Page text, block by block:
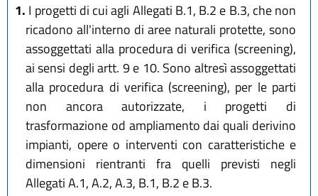
1. I progetti di cui agli Allegati B.1, B.2 e B.3, che non
ricadono all'interno di aree naturali protette, sono
assoggettati alla procedura di verifica (screening),
ai sensi degli artt. 9 e 10. Sono altresì assoggettati
alla procedura di verifica (screening), per le parti
non ancora autorizzate, i progetti di
trasformazione od ampliamento dai quali derivino
impianti, opere o interventi con caratteristiche e
dimensioni rientranti fra quelli previsti negli
Allegati A.1, A.2, A.3, B.1, B.2 e B.3.